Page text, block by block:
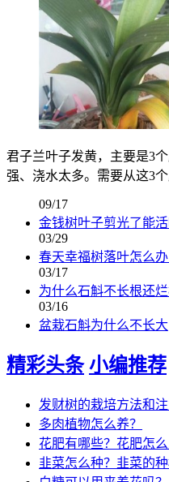
君子兰叶子发黄，主要是3
强、浇水太多。需要从这3
09/17
金钱树叶子剪光了能
03/29
春天幸福树落叶怎么
03/17
为什么石斛不长根还
03/16
盆栽石斛为什么不长大
精彩头条 小编推荐
发财树的栽培方法和
多肉植物怎么养？
花肥有哪些？花肥怎么
韭菜怎么种？韭菜的